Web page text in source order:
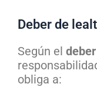
Deber de
Según el
obliga a: